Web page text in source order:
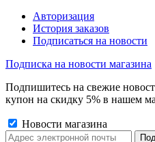
Авторизация
История заказов
Подписаться на новости
Подписка на новости магазина
Подпишитесь на свежие
купон на скидку 5% в нашем
Новости магазина